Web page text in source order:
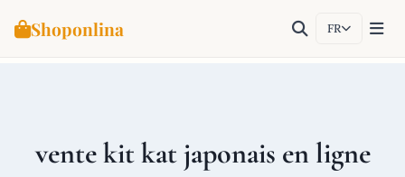
Shoponlina FR
vente kit kat japonais en ligne